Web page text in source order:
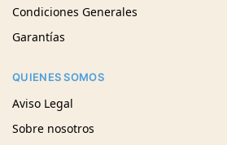
Condiciones Generales
Garantías
QUIENES SOMOS
Aviso Legal
Sobre nosotros